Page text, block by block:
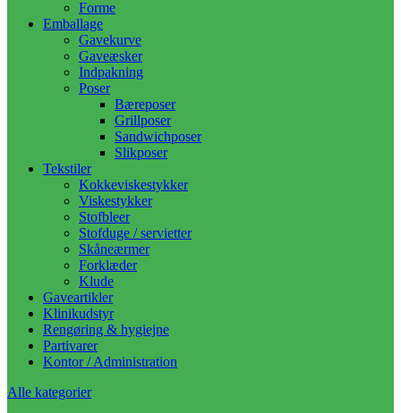
Forme
Emballage
Gavekurve
Gaveæsker
Indpakning
Poser
Bæreposer
Grillposer
Sandwichposer
Slikposer
Tekstiler
Kokkeviskestykker
Viskestykker
Stofbleer
Stofduge / servietter
Skåneærmer
Forklæder
Klude
Gaveartikler
Klinikudstyr
Rengøring & hygiejne
Partivarer
Kontor / Administration
Alle kategorier